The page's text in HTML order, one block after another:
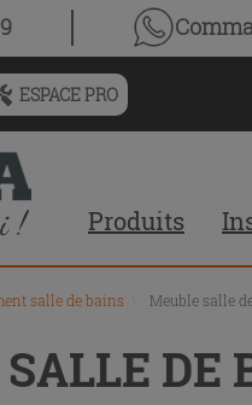
ESPACE PRO
Produits
salle de bains Meuble salle
DE